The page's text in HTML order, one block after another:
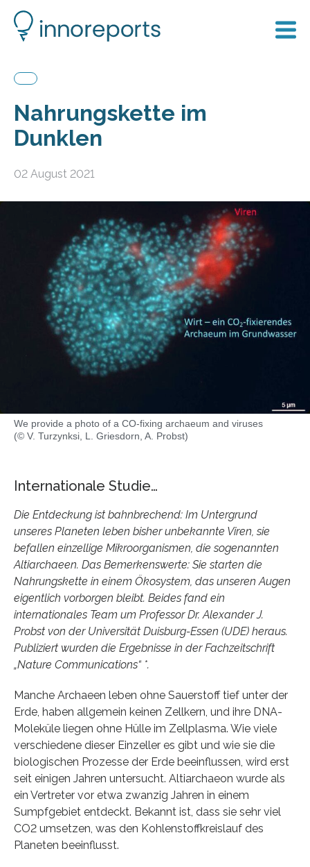
Nahrungskette im
Dunklen
02 August 2021
We provide a photo of a CO-fixing archaeum and viruses
(© V. Turzynksi, L. Griesdorn, A. Probst)
Internationale Studie…
Die Entdeckung ist bahnbrechend: Im Untergrund
unseres Planeten leben bisher unbekannte Viren, sie
befallen einzellige Mikroorganismen, die sogenannten
Altiarchaeen. Das Bemerkenswerte: Sie starten die
Nahrungskette in einem Ökosystem, das unseren Augen
eigentlich vorborgen bleibt. Beides fand ein
internationales Team um Professor Dr. Alexander J.
Probst von der Universität Duisburg-Essen (UDE) heraus.
Publiziert wurden die Ergebnisse in der Fachzeitschrift
„Nature Communications“ *.
Manche Archaeen leben ohne Sauerstoff tief unter der
Erde, haben allgemein keinen Zellkern, und ihre DNA-
Moleküle liegen ohne Hülle im Zellplasma. Wie viele
verschiedene dieser Einzeller es gibt und wie sie die
biologischen Prozesse der Erde beeinflussen, wird erst
seit einigen Jahren untersucht. Altiarchaeon wurde als
ein Vertreter vor etwa zwanzig Jahren in einem
Sumpfgebiet entdeckt. Bekannt ist, dass sie sehr viel
CO2 umsetzen, was den Kohlenstoffkreislauf des
Planeten beeinflusst.